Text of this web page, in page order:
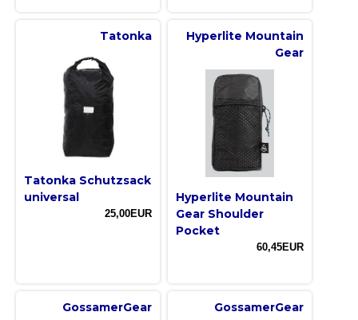
Tatonka
Tatonka Schutzsack
universal
25,00EUR
Hyperlite Mountain
Gear
Hyperlite Mountain
Gear Shoulder
Pocket
60,45EUR
GossamerGear GossamerGear